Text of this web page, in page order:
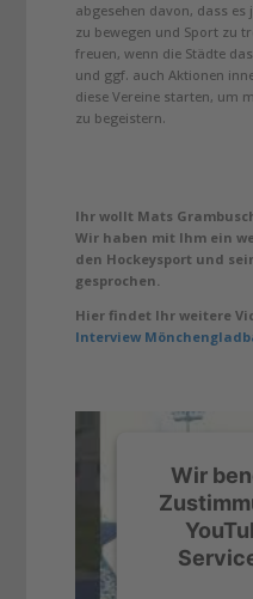
abgesehen davon, dass
zu bewegen und Sport zu
freuen, wenn die Städte
und ggf. auch Aktionen
diese Vereine starten, um
zu begeistern.
Ihr wollt Mats
Wir haben mit Ihm ein
den Hockeysport und
gesprochen.
Hier findet Ihr weitere
Interview
Wir